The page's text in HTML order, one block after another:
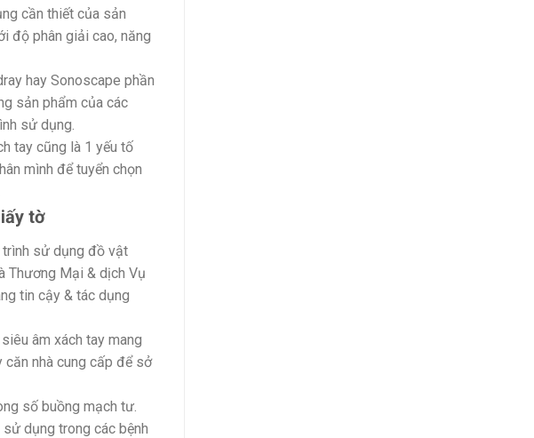
cần thiết của sản
độ phân giải cao, năng
hay Sonoscape phần
sản phẩm của các
sử dụng.
tay cũng là 1 yếu tố
mình để tuyển chọn
tờ
trình sử dụng đồ vật
Thương Mại & dịch Vụ
tin cậy & tác dụng
âm xách tay mang
căn nhà cung cấp để sở
số buồng mạch tư.
dụng trong các bệnh